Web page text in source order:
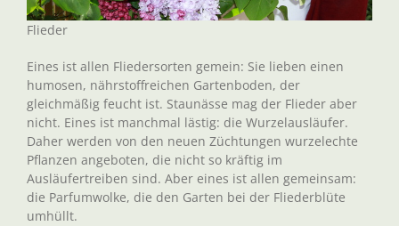
Flieder
Eines ist allen Fliedersorten gemein: Sie lieben einen
humosen, nährstoffreichen Gartenboden, der
gleichmäßig feucht ist. Staunässe mag der Flieder aber
nicht. Eines ist manchmal lästig: die Wurzelausläufer.
Daher werden von den neuen Züchtungen wurzelechte
Pflanzen angeboten, die nicht so kräftig im
Ausläufertreiben sind. Aber eines ist allen gemeinsam:
die Parfumwolke, die den Garten bei der Fliederblüte
umhüllt.